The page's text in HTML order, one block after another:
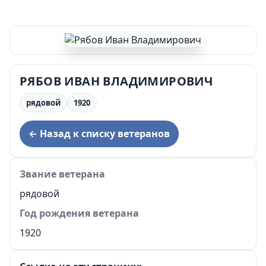
РЯБОВ ИВАН ВЛАДИМИРОВИЧ
рядовой 1920
← Назад к списку ветеранов
Звание ветерана
рядовой
Год рождения ветерана
1920